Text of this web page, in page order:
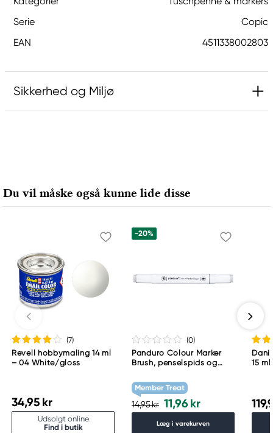
Serie
Copic
EAN
4511338002803
Sikkerhed og Miljø
65205 Wiesbaden, Germany
export@holtz-gmbh.de
Copic
Too Marker Products Inc.
Meguro Higashiyama Bldg., 1-4-4 Higashiyama,
Meguro-ku
www.toomarker.co.jp
Du vil måske også kunne lide disse
(7)
Revell hobbymaling 14 ml
– 04 White/gloss
34,95 kr
Udsolgt online
Find i butik
-20%
(0)
Panduro Colour Marker
Brush, penselspids og
grey 1 WG1
Member Treat
14,95 kr 11,96 kr
Læg i varekurven
15